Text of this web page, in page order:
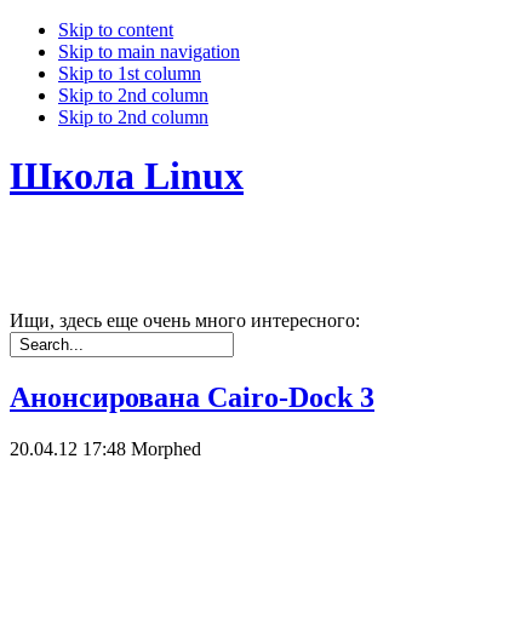
Skip to content
Skip to main navigation
Skip to 1st column
Skip to 2nd column
Skip to 2nd column
Школа Linux
Ищи, здесь еще очень много интересного:
Анонсирована Cairo-Dock 3
20.04.12 17:48 Morphed